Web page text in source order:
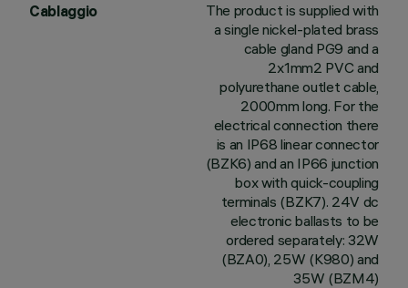
Cablaggio
The product is supplied with
a single nickel-plated brass
cable gland PG9 and a
2x1mm2 PVC and
polyurethane outlet cable,
2000mm long. For the
electrical connection there
is an IP68 linear connector
(BZK6) and an IP66 junction
box with quick-coupling
terminals (BZK7). 24V dc
electronic ballasts to be
ordered separately: 32W
(BZA0), 25W (K980) and
35W (BZM4)